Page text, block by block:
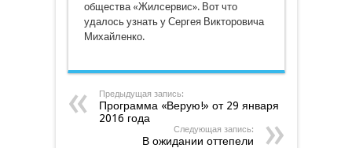
общества «Жилсервис». Вот что
удалось узнать у Сергея Викторовича
Михайленко.
Предыдущая запись:
Программа «Верую!» от 29 января
2016 года
Следующая запись:
В ожидании оттепели